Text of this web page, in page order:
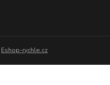
Eshop-rychle.cz